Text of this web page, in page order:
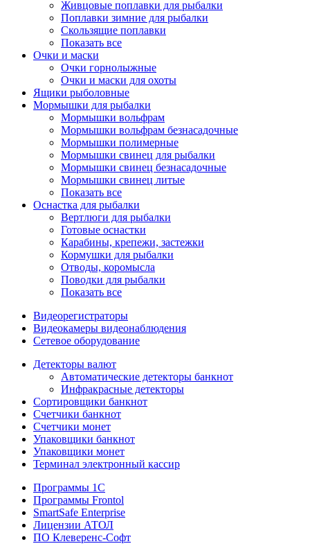
Живцовые поплавки для рыбалки
Поплавки зимние для рыбалки
Скользящие поплавки
Показать все
Очки и маски
Очки горнолыжные
Очки и маски для охоты
Ящики рыболовные
Мормышки для рыбалки
Мормышки вольфрам
Мормышки вольфрам безнасадочные
Мормышки полимерные
Мормышки свинец для рыбалки
Мормышки свинец безнасадочные
Мормышки свинец литые
Показать все
Оснастка для рыбалки
Вертлюги для рыбалки
Готовые оснастки
Карабины, крепежи, застежки
Кормушки для рыбалки
Отводы, коромысла
Поводки для рыбалки
Показать все
Видеорегистраторы
Видеокамеры видеонаблюдения
Сетевое оборудование
Детекторы валют
Автоматические детекторы банкнот
Инфракрасные детекторы
Сортировщики банкнот
Счетчики банкнот
Счетчики монет
Упаковщики банкнот
Упаковщики монет
Терминал электронный кассир
Программы 1C
Программы Frontol
SmartSafe Enterprise
Лицензии АТОЛ
ПО Клеверенс-Софт